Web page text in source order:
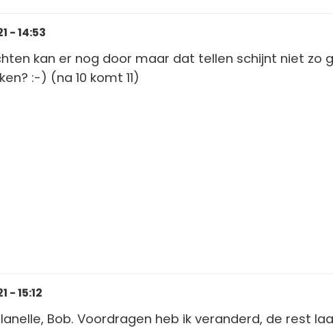
- 14:53
kan er nog door maar dat tellen schijnt niet zo
:-) (na 10 komt 11)
- 15:12
Bob. Voordragen heb ik veranderd, de rest